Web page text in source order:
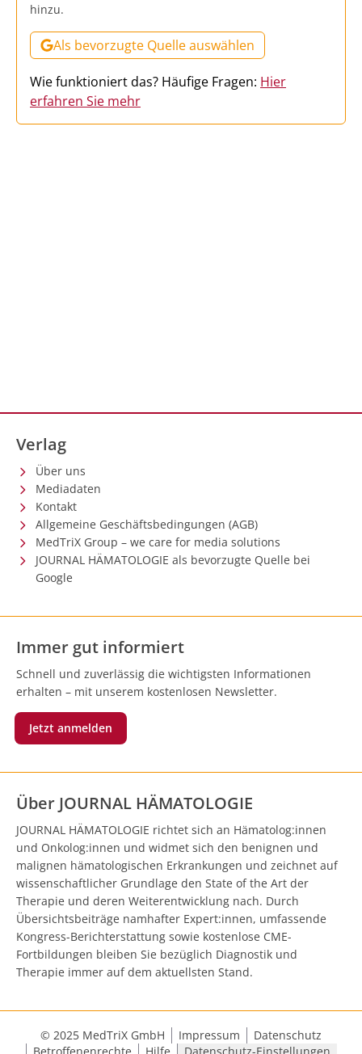
hinzu.
Als bevorzugte Quelle auswählen
Wie funktioniert das? Häufige Fragen: Hier
erfahren Sie mehr
Verlag
Über uns
Mediadaten
Kontakt
Allgemeine Geschäftsbedingungen (AGB)
MedTriX Group – we care for media solutions
JOURNAL HÄMATOLOGIE als bevorzugte Quelle bei
Google
Immer gut informiert
Schnell und zuverlässig die wichtigsten Informationen
erhalten – mit unserem kostenlosen Newsletter.
Jetzt anmelden
Über JOURNAL HÄMATOLOGIE
JOURNAL HÄMATOLOGIE richtet sich an Hämatolog:innen
und Onkolog:innen und widmet sich den benignen und
malignen hämatologischen Erkrankungen und zeichnet auf
wissenschaftlicher Grundlage den State of the Art der
Therapie und deren Weiterentwicklung nach. Durch
Übersichtsbeiträge namhafter Expert:innen, umfassende
Kongress-Berichterstattung sowie kostenlose CME-
Fortbildungen bleiben Sie bezüglich Diagnostik und
Therapie immer auf dem aktuellsten Stand.
© 2025 MedTriX GmbH Impressum
Datenschutz
Betroffenenrechte
Hilfe Datenschutz-Einstellungen